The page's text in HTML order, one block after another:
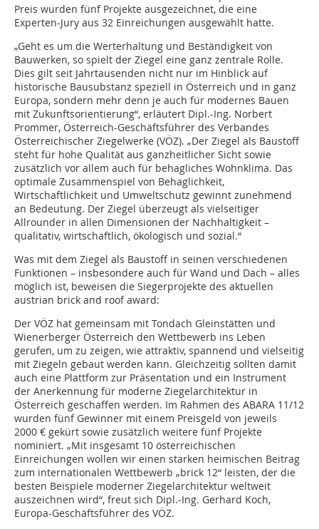
Preis wurden fünf Projekte ausgezeichnet, die eine
Experten-Jury aus 32 Einreichungen ausgewählt hatte.
„Geht es um die Werterhaltung und Beständigkeit von
Bauwerken, so spielt der Ziegel eine ganz zentrale Rolle.
Dies gilt seit Jahrtausenden nicht nur im Hinblick auf
historische Bausubstanz speziell in Österreich und in ganz
Europa, sondern mehr denn je auch für modernes Bauen
mit Zukunftsorientierung“, erläutert Dipl.-Ing. Norbert
Prommer, Österreich-Geschäftsführer des Verbandes
Österreichischer Ziegelwerke (VÖZ). „Der Ziegel als Baustoff
steht für hohe Qualität aus ganzheitlicher Sicht sowie
zusätzlich vor allem auch für behagliches Wohnklima. Das
optimale Zusammenspiel von Behaglichkeit,
Wirtschaftlichkeit und Umweltschutz gewinnt zunehmend
an Bedeutung. Der Ziegel überzeugt als vielseitiger
Allrounder in allen Dimensionen der Nachhaltigkeit –
qualitativ, wirtschaftlich, ökologisch und sozial.“
Was mit dem Ziegel als Baustoff in seinen verschiedenen
Funktionen – insbesondere auch für Wand und Dach – alles
möglich ist, beweisen die Siegerprojekte des aktuellen
austrian brick and roof award:
Der VÖZ hat gemeinsam mit Tondach Gleinstätten und
Wienerberger Österreich den Wettbewerb ins Leben
gerufen, um zu zeigen, wie attraktiv, spannend und vielseitig
mit Ziegeln gebaut werden kann. Gleichzeitig sollten damit
auch eine Plattform zur Präsentation und ein Instrument
der Anerkennung für moderne Ziegelarchitektur in
Österreich geschaffen werden. Im Rahmen des ABARA 11/12
wurden fünf Gewinner mit einem Preisgeld von jeweils
2000 € gekürt sowie zusätzlich weitere fünf Projekte
nominiert. „Mit insgesamt 10 österreichischen
Einreichungen wollen wir einen starken heimischen Beitrag
zum internationalen Wettbewerb „brick 12“ leisten, der die
besten Beispiele moderner Ziegelarchitektur weltweit
auszeichnen wird“, freut sich Dipl.-Ing. Gerhard Koch,
Europa-Geschäftsführer des VÖZ.